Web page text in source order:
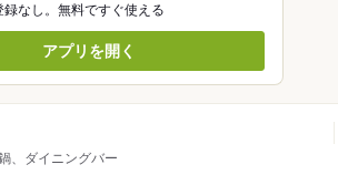
録なし。無料ですぐ使える
アプリを開く
、ダイニングバー